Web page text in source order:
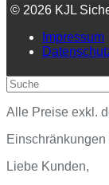
© 2026 KJL
Impressum
An
den
Anfang
Suche
Alle Preise exkl.
Liebe Kunden,